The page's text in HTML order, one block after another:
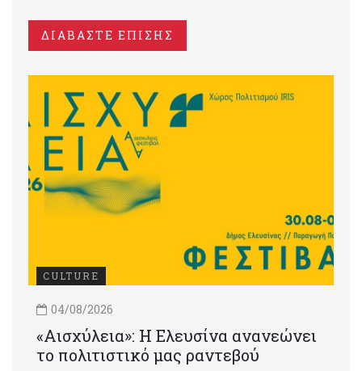
ΔΙΑΒΑΣΤΕ ΕΠΙΣΗΣ
CULTURE
04/08/2026
«Αισχύλεια»: Η Ελευσίνα ανανεώνει
το πολιτιστικό μας ραντεβού